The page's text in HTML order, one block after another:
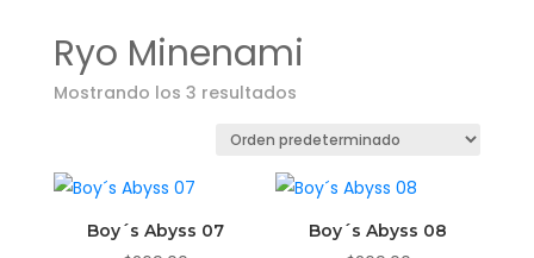
Ryo Minenami
Mostrando los 3 resultados
Boy´s Abyss 07 Boy´s Abyss 08